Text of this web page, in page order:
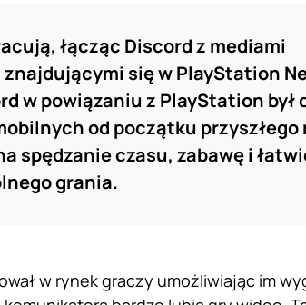
łącząc Discord z mediami
się w PlayStation
w powiązaniu z PlayStation był
od początku przyszłego
spędzanie czasu, zabawę i
grania.
w rynek graczy umożliwiając im